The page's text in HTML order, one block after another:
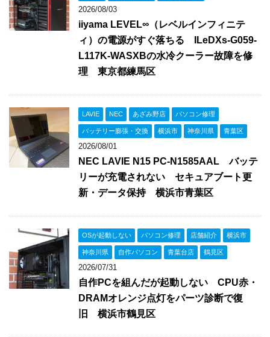
2026/08/03
iiyama LEVEL∞（レベルインフィニテ
ィ）の電源がすぐ落ちる ILeDXs-G059-
L117K-WASXBの水冷クーラー故障を修
理 東京都練馬区
LAVIE NEC あざみ野店 パソコン修理
バッテリー膨張・交換 横浜市 神奈川県 青葉区
2026/08/01
NEC LAVIE N15 PC-N1585AAL バッテ
リーが充電されない セキュアブート更
新・データ保持 横浜市青葉区
OSが起動しない パソコン修理 店舗紹介 横浜市
神奈川県 自作パソコン 青葉台店 鶴見区
2026/07/31
自作PCを組んだが起動しない CPU赤・
DRAMオレンジ点灯をパーツ診断で復
旧 横浜市鶴見区